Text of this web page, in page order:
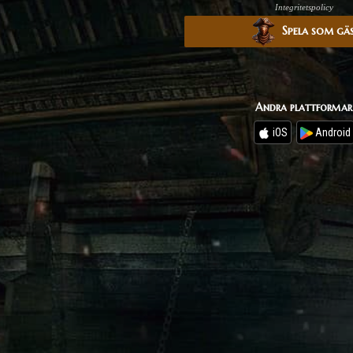
Integritetspolicy
Spela som
Andra plattformar
iOS Android